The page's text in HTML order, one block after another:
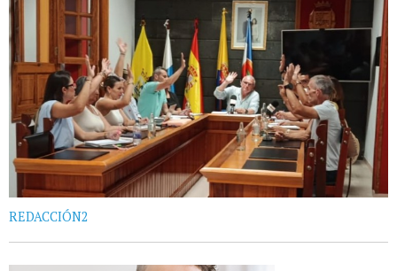
REDACCIÓN2